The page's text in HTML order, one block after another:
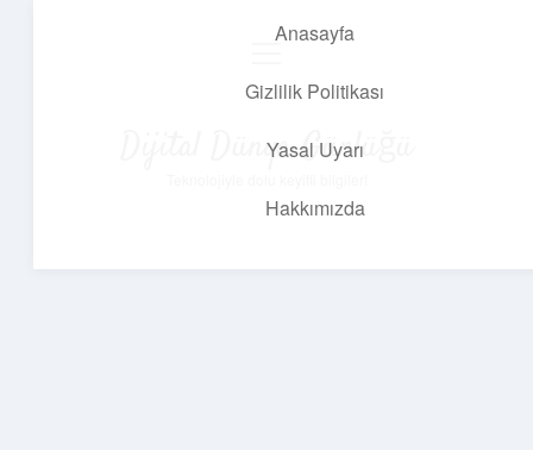
Anasayfa
Gizlilik Politikası
Yasal Uyarı
Hakkımızda
Dijital Dünya Günlüğü